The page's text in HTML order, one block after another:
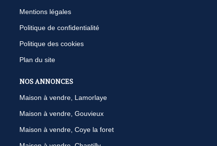
Mentions légales
Politique de confidentialité
Politique des cookies
Plan du site
NOS ANNONCES
Maison à vendre, Lamorlaye
Maison à vendre, Gouvieux
Maison à vendre, Coye la foret